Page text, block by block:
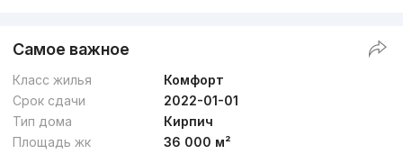
Самое важное
Класс жилья
Комфорт
Срок сдачи
2022-01-01
Тип дома
Кирпич
Площадь жк
36 000 м²